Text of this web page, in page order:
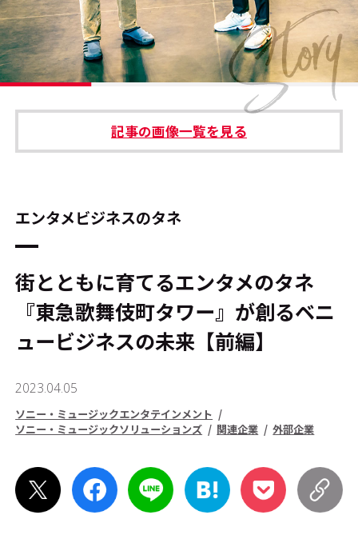
#リクルート
運営会社 プライバシーポリシー
本サイトご利用にあたって Cookie Settings
記事の画像一覧を見る
エンタメビジネスのタネ
街とともに育てるエンタメのタネ
――『東急歌舞伎町タワー』が創るベニ
ュービジネスの未来【前編】
2023.04.05
ソニー・ミュージックエンタテインメント
ソニー・ミュージックソリューションズ
関連企業 外部企業